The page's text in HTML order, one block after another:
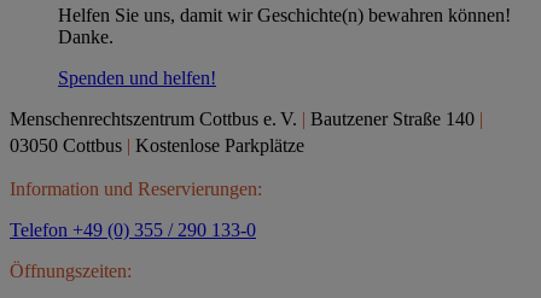
Helfen Sie uns, damit wir Geschichte(n) bewahren können!
Danke.
Spenden und helfen!
Menschenrechtszentrum Cottbus e. V. | Bautzener Straße 140 |
03050 Cottbus | Kostenlose Parkplätze
Information und Reservierungen:
Telefon +49 (0) 355 / 290 133-0
Öffnungszeiten: